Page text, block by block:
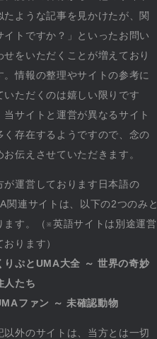
たような記事を見かけたが、関
イトですか？」といったお問い
せをいただくことが増えており
。情報の整理やサイトの参考に
いただくのは嬉しい限りです
当サイトと運営が異なるサイト
く存在するようですので、念の
お伝えさせていただきます。
が運営しております日本語の
関連サイトは、以下の2つのみと
ます。（※英語サイトは別途運営
おります）
りぷとUMA大全 ～ 世界の奇妙
人たち
ファン ～ 未確認動物
以外のサイトは、当方とは一切